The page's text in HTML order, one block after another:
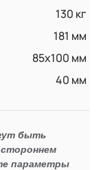
130 кг
181 мм
85x100 мм
40 мм
быть
параметры